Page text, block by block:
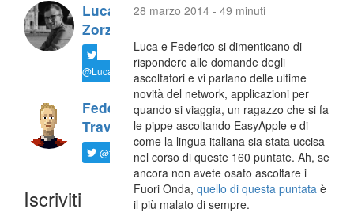
Luca
Zorzi
@LucaTNT
Federico
Travaini
@ftrava
Iscriviti
28 marzo 2014 - 49 minuti
Luca e Federico si dimenticano di
rispondere alle domande degli
ascoltatori e vi parlano delle ultime
novità del network, applicazioni per
quando si viaggia, un ragazzo che si fa
le pippe ascoltando EasyApple e di
come la lingua italiana sia stata uccisa
nel corso di queste 160 puntate. Ah, se
ancora non avete osato ascoltare i
Fuori Onda,quello di questa puntata è
il più malato di sempre.